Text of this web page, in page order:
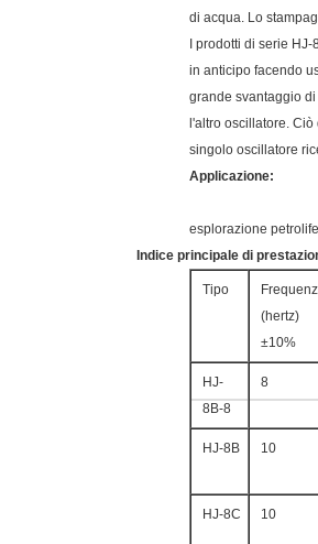
di acqua. Lo
I prodotti di serie
in anticipo facendo
grande svantaggio
l'altro oscillatore.
singolo oscillatore
Applicazione:
esplorazione
Indice principale di
Tipo
(hertz)
±10%
HJ-
8B-8
8
HJ-8B 10
HJ-8C 10